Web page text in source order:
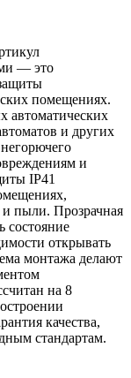
— это
помещениях.
автоматических
и других
и
IP41
пыли. Прозрачная
состояние
открывать
монтажа делают
на 8
качества,
стандартам.